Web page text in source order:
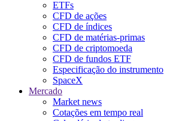
ETFs
CFD de ações
CFD de índices
CFD de matérias-primas
CFD de criptomoeda
CFD de fundos ETF
Especificação do instrumento
SpaceX
Mercado
Market news
Cotações em tempo real